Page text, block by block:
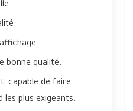
bonne qualité.
capable de faire
les plus exigeants.